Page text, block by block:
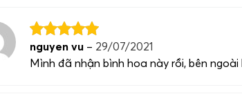
nguyen vu – 29/07/2021
Mình đã nhận bình hoa này rồi, bên